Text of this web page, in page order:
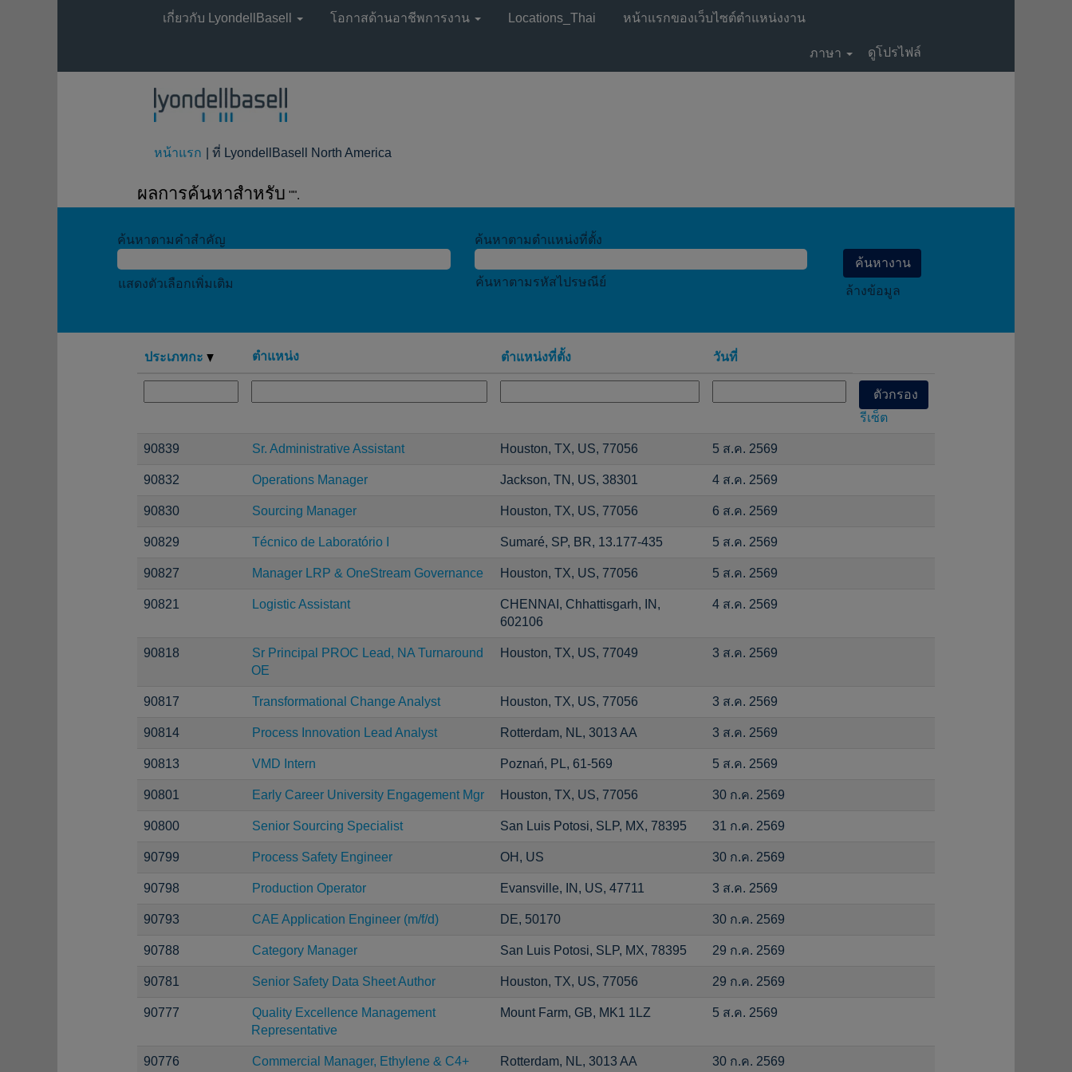
เกี่ยวกับ LyondellBasell โอกาสด้านอาชีพการงาน Locations_Thai หน้าแรกของเว็บไซต์ตำแหน่งงาน
ภาษา ดูโปรไฟล์
หน้าแรก ที่ LyondellBasell North America
ผลการค้นหาสำหรับ "".
ค้นหาตามคำสำคัญ ค้นหาตามตำแหน่งที่ตั้ง
ค้นหาตามรหัสไปรษณีย์
แสดงตัวเลือกเพิ่มเติม
ล้างข้อมูล
ประเภทกะ ตำแหน่ง ตำแหน่งที่ตั้ง วันที่
รีเซ็ต
90839 Sr. Administrative Assistant Houston, TX, US, 77056 5 ส.ค. 2569
90832 Operations Manager Jackson, TN, US, 38301 4 ส.ค. 2569
90830 Sourcing Manager Houston, TX, US, 77056 6 ส.ค. 2569
90829 Técnico de Laboratório I Sumaré, SP, BR, 13.177-435 5 ส.ค. 2569
90827 Manager LRP & OneStream Governance Houston, TX, US, 77056 5 ส.ค. 2569
90821 Logistic Assistant
CHENNAI, Chhattisgarh, IN,
602106
4 ส.ค. 2569
90818
Sr Principal PROC Lead, NA Turnaround
OE
Houston, TX, US, 77049 3 ส.ค. 2569
90817 Transformational Change Analyst Houston, TX, US, 77056 3 ส.ค. 2569
90814 Process Innovation Lead Analyst Rotterdam, NL, 3013 AA 3 ส.ค. 2569
90813 VMD Intern Poznań, PL, 61-569 5 ส.ค. 2569
90801 Early Career University Engagement Mgr Houston, TX, US, 77056 30 ก.ค. 2569
90800 Senior Sourcing Specialist San Luis Potosi, SLP, MX, 78395 31 ก.ค. 2569
90799 Process Safety Engineer OH, US 30 ก.ค. 2569
90798 Production Operator Evansville, IN, US, 47711 3 ส.ค. 2569
90793 CAE Application Engineer (m/f/d) DE, 50170 30 ก.ค. 2569
90788 Category Manager San Luis Potosi, SLP, MX, 78395 29 ก.ค. 2569
90781 Senior Safety Data Sheet Author Houston, TX, US, 77056 29 ก.ค. 2569
90777
Quality Excellence Management
Representative
Mount Farm, GB, MK1 1LZ 5 ส.ค. 2569
90776 Commercial Manager, Ethylene & C4+ Rotterdam, NL, 3013 AA 30 ก.ค. 2569